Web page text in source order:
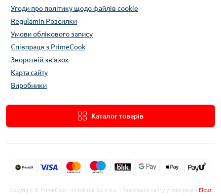
Угоди про політику щодо файлів cookie
Regulamin Розсилки
Умови облікового запису
Співпраця з PrimeCook
Зворотній зв’язок
Карта сайту
Виробники
Каталог товарів
Copyright © PrimeCook - Mirokana Sp. z o.o. | Реалізація сайту у співпраці з Elbuz